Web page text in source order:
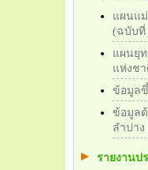
แผนแ
(ฉบับที่
แผนยุ
แห่งชา
ข้อมูลขึ้
ข้อมูลด้
ลำปาง
รายงานป